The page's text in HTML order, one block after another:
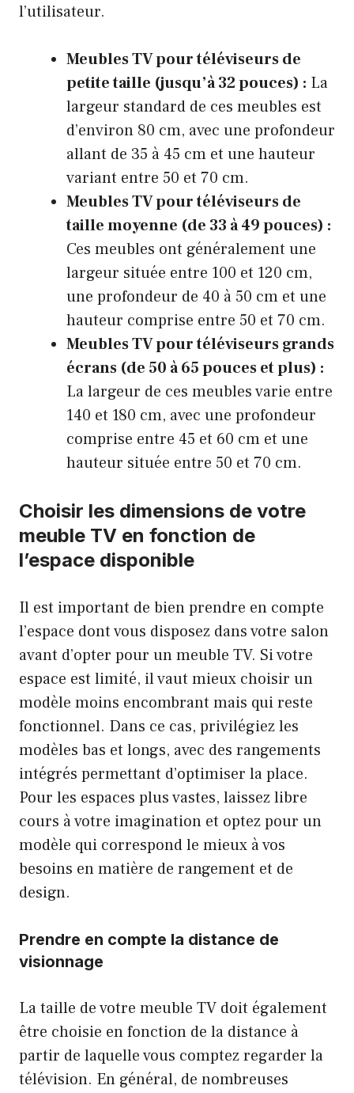
l’utilisateur.
Meubles TV pour téléviseurs de
petite taille (jusqu’à 32 pouces) : La
largeur standard de ces meubles est
d’environ 80 cm, avec une profondeur
allant de 35 à 45 cm et une hauteur
variant entre 50 et 70 cm.
Meubles TV pour téléviseurs de
taille moyenne (de 33 à 49 pouces) :
Ces meubles ont généralement une
largeur située entre 100 et 120 cm,
une profondeur de 40 à 50 cm et une
hauteur comprise entre 50 et 70 cm.
Meubles TV pour téléviseurs grands
écrans (de 50 à 65 pouces et plus) :
La largeur de ces meubles varie entre
140 et 180 cm, avec une profondeur
comprise entre 45 et 60 cm et une
hauteur située entre 50 et 70 cm.
Choisir les dimensions de votre
meuble TV en fonction de
l’espace disponible
Il est important de bien prendre en compte
l’espace dont vous disposez dans votre salon
avant d’opter pour un meuble TV. Si votre
espace est limité, il vaut mieux choisir un
modèle moins encombrant mais qui reste
fonctionnel. Dans ce cas, privilégiez les
modèles bas et longs, avec des rangements
intégrés permettant d’optimiser la place.
Pour les espaces plus vastes, laissez libre
cours à votre imagination et optez pour un
modèle qui correspond le mieux à vos
besoins en matière de rangement et de
design.
Prendre en compte la distance de
visionnage
La taille de votre meuble TV doit également
être choisie en fonction de la distance à
partir de laquelle vous comptez regarder la
télévision. En général, de nombreuses